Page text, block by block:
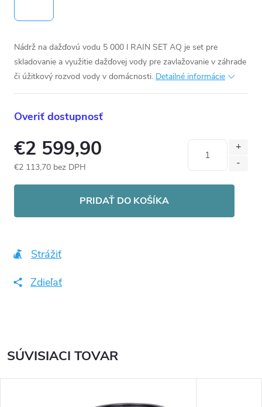
Nádrž na dažďovú vodu 5 000 l RAIN SET AQ je set pre
skladovanie a využitie dažďovej vody pre zavlažovanie v záhrade
či úžitkový rozvod vody v domácnosti. Detailné informácie
Overiť dostupnosť
€2 599,90
€2 113,70 bez DPH
PRIDAŤ DO KOŠÍKA
Strážiť
Zdieľať
SÚVISIACI TOVAR